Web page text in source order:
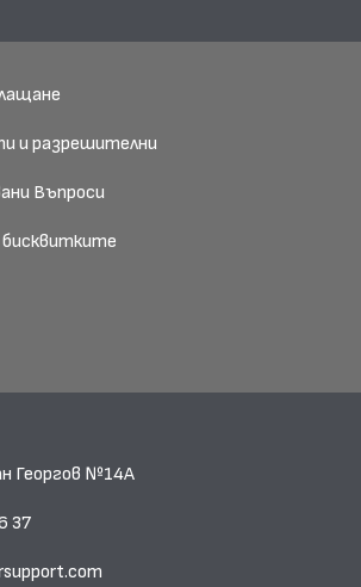
и разрешителни
Въпроси
Георгов №14А
37